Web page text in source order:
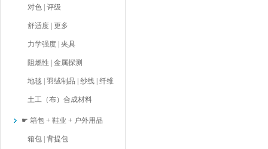
对色 | 评级
舒适度 | 更多
力学强度 | 夹具
阻燃性 | 金属探测
地毯 | 羽绒制品 | 纱线 | 纤维
土工（布）合成材料
☛ 箱包 + 鞋业 + 户外用品
箱包 | 背提包